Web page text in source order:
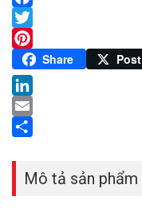
Facebook
Twitter
Pinterest
Share Post
LinkedIn
Email
Mô tả sản phẩm